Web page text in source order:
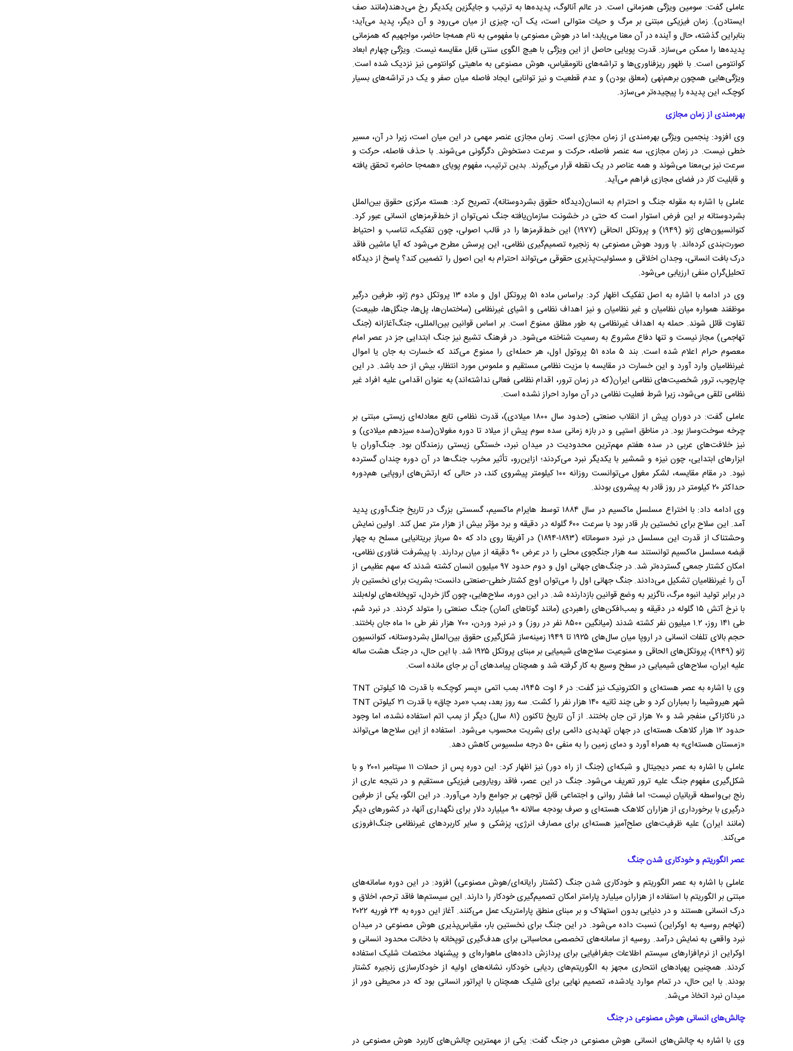
عاملی گفت: سومین ویژگی همزمانی است. در عالم آنالوگ، پدیده‌ها به ترتیب و جایگزین یکدیگر رخ می‌دهند(مانند صف
ایستادن). زمان فیزیکی مبتنی بر مرگ و حیات متوالی است، یک آن، چیزی از میان می‌رود و آن دیگر، پدید می‌آید؛
بنابراین گذشته، حال و آینده در آن معنا می‌یابد؛ اما در هوش مصنوعی با مفهومی به نام همه‌جا حاضر، مواجهیم که همزمانی
پدیده‌ها را ممکن می‌سازد. قدرت پویایی حاصل از این ویژگی با هیچ الگوی سنتی قابل مقایسه نیست. ویژگی‌ چهارم ابعاد
کوانتومی است. با ظهور ریزفناوری‌ها و تراشه‌های نانومقیاس، هوش مصنوعی به ماهیتی کوانتومی نیز نزدیک شده است.
ویژگی‌هایی همچون برهم‌نهی (معلق بودن) و عدم قطعیت و نیز توانایی ایجاد فاصله میان صفر و یک در تراشه‌های بسیار
کوچک، این پدیده را پیچیده‌تر می‌سازد.
بهره‌مندی از زمان مجازی
وی افزود: پنجمین ویژگی بهره‌مندی از زمان مجازی است. زمان مجازی عنصر مهمی در این میان است، زیرا در آن، مسیر
خطی نیست. در زمان مجازی، سه عنصر فاصله، حرکت و سرعت دستخوش دگرگونی می‌شوند. با حذف فاصله، حرکت و
سرعت نیز بی‌معنا می‌شوند و همه عناصر در یک نقطه قرار می‌گیرند. بدین ترتیب، مفهوم پویای «همه‌جا حاضر» تحقق یافته
و قابلیت کار در فضای مجازی فراهم می‌آید.
عاملی با اشاره به مقوله جنگ و احترام به انسان(دیدگاه حقوق بشردوستانه)، تصریح کرد: هسته مرکزی حقوق بین‌الملل
بشردوستانه بر این فرض استوار است که حتی در خشونت سازمان‌یافته جنگ نمی‌توان از خط‌قرمز‌های انسانی عبور کرد.
کنوانسیون‌های ژنو (۱۹۴۹) و پروتکل الحاقی (۱۹۷۷) این خط‌قرمز‌ها را در قالب اصولی، چون تفکیک، تناسب و احتیاط
صورت‌بندی کرده‌اند. با ورود هوش مصنوعی به زنجیره تصمیم‌گیری نظامی، این پرسش مطرح می‌شود که آیا ماشین فاقد
درک بافت انسانی، وجدان اخلاقی و مسئولیت‌پذیری حقوقی می‌تواند احترام به این اصول را تضمین کند؟ پاسخ از دیدگاه
تحلیل‌گران منفی ارزیابی می‌شود.
وی در ادامه با اشاره به اصل تفکیک اظهار کرد: براساس ماده ۵۱ پروتکل اول و ماده ۱۳ پروتکل دوم ژنو، طرفین درگیر
موظفند همواره میان نظامیان و غیر نظامیان و نیز اهداف نظامی و اشیای غیرنظامی (ساختمان‌ها، پل‌ها، جنگل‌ها، طبیعت)
تفاوت قائل شوند. حمله به اهداف غیرنظامی به طور مطلق ممنوع است. بر اساس قوانین بین‌المللی، جنگ‌آغازانه (جنگ
تهاجمی) مجاز نیست و تنها دفاع مشروع به رسمیت شناخته می‌شود. در فرهنگ تشیع نیز جنگ ابتدایی جز در عصر امام
معصوم حرام اعلام شده است. بند ۵ ماده ۵۱ پروتول اول، هر حمله‌ای را ممنوع می‌کند که خسارت به جان یا اموال
غیرنظامیان وارد آورد و این خسارت در مقایسه با مزیت نظامی مستقیم و ملموس مورد انتظار، بیش از حد باشد. در این
چارچوب، ترور شخصیت‌های نظامی ایران(که در زمان ترور، اقدام نظامی فعالی نداشته‌اند) به عنوان اقدامی علیه افراد غیر
نظامی تلقی می‌شود، زیرا شرط فعلیت نظامی در آن موارد احراز نشده است.
عاملی گفت: در دوران پیش از انقلاب صنعتی (حدود سال ۱۸۰۰ میلادی)، قدرت نظامی تابع معادله‌ای زیستی مبتنی بر
چرخه سوخت‌وساز بود. در مناطق استپی و در بازه زمانی سده سوم پیش از میلاد تا دوره مغولان(سده سیزدهم میلادی) و
نیز خلافت‌های عربی در سده هفتم مهم‌ترین محدودیت در میدان نبرد، خستگی زیستی رزمندگان بود. جنگ‌آوران با
ابزار‌های ابتدایی، چون نیزه و شمشیر با یکدیگر نبرد می‌کردند؛ ازاین‌رو، تأثیر مخرب جنگ‌ها در آن دوره چندان گسترده
نبود. در مقام مقایسه، لشکر مغول می‌توانست روزانه ۱۰۰ کیلومتر پیشروی کند، در حالی که ارتش‌های اروپایی هم‌دوره
حداکثر ۲۰ کیلومتر در روز قادر به پیشروی بودند.
وی ادامه داد: با اختراع مسلسل ماکسیم در سال ۱۸۸۴ توسط هایرام ماکسیم، گسستی بزرگ در تاریخ جنگ‌آوری پدید
آمد. این سلاح برای نخستین بار قادر بود با سرعت ۶۰۰ گلوله در دقیقه و برد مؤثر بیش از هزار متر عمل کند. اولین نمایش
وحشتناک از قدرت این مسلسل در نبرد «سوماتا» (۱۸۹۳-۱۸۹۴) در آفریقا روی داد که ۵۰ سرباز بریتانیایی مسلح به چهار
قبضه مسلسل ماکسیم توانستند سه هزار جنگجوی محلی را در عرض ۹۰ دقیقه از میان بردارند. با پیشرفت فناوری نظامی،
امکان کشتار جمعی گسترده‌تر شد. در جنگ‌های جهانی اول و دوم حدود ۹۷ میلیون انسان کشته شدند که سهم عظیمی از
آن را غیرنظامیان تشکیل می‌دادند. جنگ جهانی اول را می‌توان اوج کشتار خطی-صنعتی دانست؛ بشریت برای نخستین بار
در برابر تولید انبوه مرگ، ناگزیر به وضع قوانین بازدارنده شد. در این دوره، سلاح‌هایی، چون گاز خردل، توپخانه‌های لوله‌بلند
با نرخ آتش ۱۵ گلوله در دقیقه و بمب‌افکن‌های راهبردی (مانند گوتا‌های آلمان) جنگ صنعتی را متولد کردند. در نبرد سُم،
طی ۱۴۱ روز، ۱.۲ میلیون نفر کشته شدند (میانگین ۸۵۰۰ نفر در روز) و در نبرد وردن، ۷۰۰ هزار نفر طی ۱۰ ماه جان باختند.
حجم بالای تلفات انسانی در اروپا میان سال‌های ۱۹۲۵ تا ۱۹۴۹ زمینه‌ساز شکل‌گیری حقوق بین‌الملل بشردوستانه، کنوانسیون
ژنو (۱۹۴۹)، پروتکل‌های الحاقی و ممنوعیت سلاح‌های شیمیایی بر مبنای پروتکل ۱۹۲۵ شد. با این حال، در جنگ هشت‌ ساله
علیه ایران، سلاح‌های شیمیایی در سطح وسیع به کار گرفته شد و همچنان پیامد‌های آن بر جای مانده است.
وی با اشاره به عصر هسته‌ای و الکترونیک نیز گفت: در ۶ اوت ۱۹۴۵، بمب اتمی «پسر کوچک» با قدرت ۱۵ کیلوتن TNT
شهر هیروشیما را بمباران کرد و طی چند ثانیه ۱۴۰ هزار نفر را کشت. سه روز بعد، بمب «مرد چاق» با قدرت ۲۱ کیلوتن TNT
در ناکازاکی منفجر شد و ۷۰ هزار تن جان باختند. از آن تاریخ تاکنون (۸۱ سال) دیگر از بمب اتم استفاده نشده، اما وجود
حدود ۱۲ هزار کلاهک هسته‌ای در جهان تهدیدی دائمی برای بشریت محسوب می‌شود. استفاده از این سلاح‌ها می‌تواند
«زمستان هسته‌ای» به همراه آورد و دمای زمین را به منفی ۵۰ درجه سلسیوس کاهش دهد.
عاملی با اشاره به عصر دیجیتال و شبکه‌ای (جنگ از راه دور) نیز اظهار کرد: این دوره پس از حملات ۱۱ سپتامبر ۲۰۰۱ و با
شکل‌گیری مفهوم جنگ علیه ترور تعریف می‌شود. جنگ در این عصر، فاقد رویارویی فیزیکی مستقیم و در نتیجه عاری از
رنج بی‌واسطه قربانیان نیست؛ اما فشار روانی و اجتماعی قابل توجهی بر جوامع وارد می‌آورد. در این الگو، یکی از طرفین
درگیری با برخورداری از هزاران کلاهک هسته‌ای و صرف بودجه سالانه ۹۰ میلیارد دلار برای نگهداری آنها، در کشور‌های دیگر
(مانند ایران) علیه ظرفیت‌های صلح‌آمیز هسته‌ای برای مصارف انرژی، پزشکی و سایر کاربرد‌های غیرنظامی جنگ‌افروزی
می‌کند.
عصر الگوریتم و خودکاری شدن جنگ
عاملی با اشاره به عصر الگوریتم و خودکاری شدن جنگ (کشتار رایانه‌ای/هوش مصنوعی) افزود: در این دوره سامانه‌های
مبتنی بر الگوریتم با استفاده از هزاران میلیارد پارامتر امکان تصمیم‌گیری خودکار را دارند. این سیستم‌ها فاقد ترحم، اخلاق و
درک انسانی هستند و در دنیایی بدون استهلاک و بر مبنای منطق پارامتریک عمل می‌کنند. آغاز این دوره به ۲۴ فوریه ۲۰۲۲
(تهاجم روسیه به اوکراین) نسبت داده می‌شود. در این جنگ برای نخستین بار، مقیاس‌پذیری هوش مصنوعی در میدان
نبرد واقعی به نمایش درآمد. روسیه از سامانه‌های تخصصی محاسباتی برای هدف‌گیری توپخانه با دخالت محدود انسانی و
اوکراین از نرم‌افزار‌های سیستم اطلاعات جغرافیایی برای پردازش داده‌های ماهواره‌ای و پیشنهاد مختصات شلیک استفاده
کردند. همچنین پهپاد‌های انتحاری مجهز به الگوریتم‌های ردیابی خودکار، نشانه‌های اولیه از خودکارسازی زنجیره کشتار
بودند. با این حال، در تمام موارد یادشده، تصمیم نهایی برای شلیک همچنان با اپراتور انسانی بود که در محیطی دور از
میدان نبرد اتخاذ می‌شد.
چالش‌های انسانی هوش مصنوعی در جنگ
وی با اشاره به چالش‌های انسانی هوش مصنوعی در جنگ گفت: یکی از مهمترین چالش‌های کاربرد هوش مصنوعی در